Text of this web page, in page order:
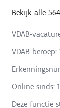
Bekijk alle
VDAB-
VDAB-
Online sinds:
Deze functie